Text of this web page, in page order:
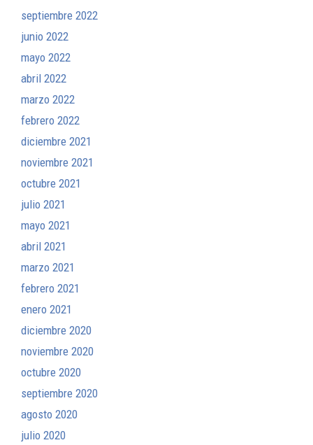
septiembre 2022
junio 2022
mayo 2022
abril 2022
marzo 2022
febrero 2022
diciembre 2021
noviembre 2021
octubre 2021
julio 2021
mayo 2021
abril 2021
marzo 2021
febrero 2021
enero 2021
diciembre 2020
noviembre 2020
octubre 2020
septiembre 2020
agosto 2020
julio 2020